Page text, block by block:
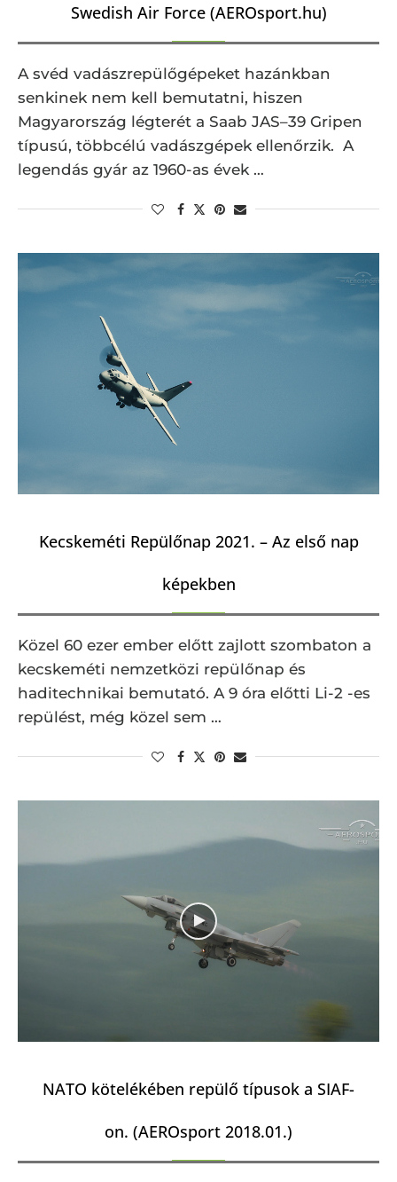
Swedish Air Force (AEROsport.hu)
A svéd vadászrepülőgépeket hazánkban
senkinek nem kell bemutatni, hiszen
Magyarország légterét a Saab JAS–39 Gripen
típusú, többcélú vadászgépek ellenőrzik. A
legendás gyár az 1960-as évek …
Kecskeméti Repülőnap 2021. – Az első nap
képekben
Közel 60 ezer ember előtt zajlott szombaton a
kecskeméti nemzetközi repülőnap és
haditechnikai bemutató. A 9 óra előtti Li-2 -es
repülést, még közel sem …
NATO kötelékében repülő típusok a SIAF-
on. (AEROsport 2018.01.)